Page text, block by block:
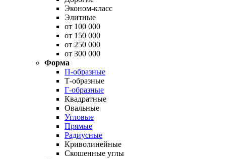
Эконом-класс
Элитные
от 100 000
от 150 000
от 250 000
от 300 000
Форма
П-образные
Т-образные
Г-образные
Квадратные
Овальные
Угловые
Прямые
Радиусные
Криволинейные
Скошенные углы